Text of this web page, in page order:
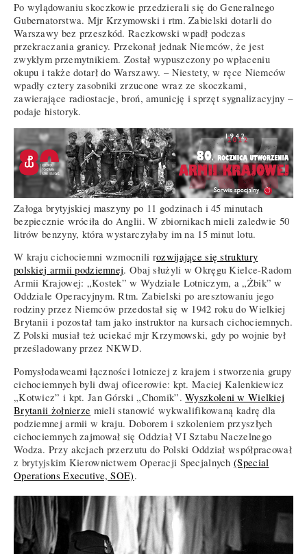
Po wylądowaniu skoczkowie przedzierali się do Generalnego
Gubernatorstwa. Mjr Krzymowski i rtm. Zabielski dotarli do
Warszawy bez przeszkód. Raczkowski wpadł podczas
przekraczania granicy. Przekonał jednak Niemców, że jest
zwykłym przemytnikiem. Został wypuszczony po wpłaceniu
okupu i także dotarł do Warszawy. – Niestety, w ręce Niemców
wpadły cztery zasobniki zrzucone wraz ze skoczkami,
zawierające radiostacje, broń, amunicję i sprzęt sygnalizacyjny –
podaje historyk.
Załoga brytyjskiej maszyny po 11 godzinach i 45 minutach
bezpiecznie wróciła do Anglii. W zbiornikach mieli zaledwie 50
litrów benzyny, która wystarczyłaby im na 15 minut lotu.
W kraju cichociemni wzmocnili rozwijające się struktury
polskiej armii podziemnej. Obaj służyli w Okręgu Kielce-Radom
Armii Krajowej: „Kostek” w Wydziale Lotniczym, a „Żbik” w
Oddziale Operacyjnym. Rtm. Zabielski po aresztowaniu jego
rodziny przez Niemców przedostał się w 1942 roku do Wielkiej
Brytanii i pozostał tam jako instruktor na kursach cichociemnych.
Z Polski musiał też uciekać mjr Krzymowski, gdy po wojnie był
prześladowany przez NKWD.
Pomysłodawcami łączności lotniczej z krajem i stworzenia grupy
cichociemnych byli dwaj oficerowie: kpt. Maciej Kalenkiewicz
„Kotwicz” i kpt. Jan Górski „Chomik”.Wyszkoleni w Wielkiej
Brytanii żołnierze mieli stanowić wykwalifikowaną kadrę dla
podziemnej armii w kraju. Doborem i szkoleniem przyszłych
cichociemnych zajmował się Oddział VI Sztabu Naczelnego
Wodza. Przy akcjach przerzutu do Polski Oddział współpracował
z brytyjskim Kierownictwem Operacji Specjalnych(Special
Operations Executive, SOE).